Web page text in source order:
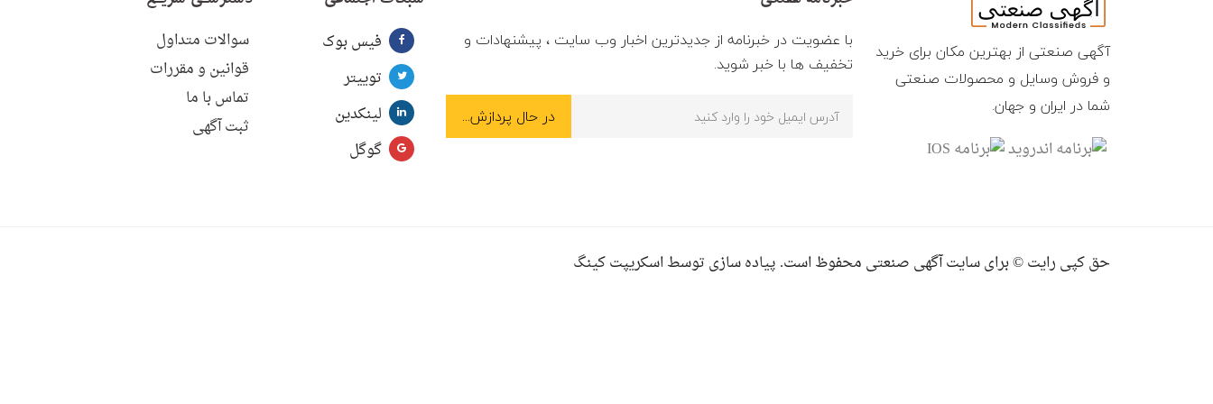
آگهی صنعتی از بهترین مکان برای خرید
و فروش وسایل و محصولات صنعتی
شما در ایران و جهان.
با عضویت در خبرنامه از جدیدترین اخبار وب سایت ، پیشنهادات و
تخفیف ها با خبر شوید.
فیس بوک
توییتر
لینکدین
گوگل
سوالات متداول
قوانین و مقررات
تماس با ما
ثبت آگهی
حق کپی رایت © برای سایت آگهی صنعتی محفوظ است. پیاده سازی توسط اسکریپت کینگ